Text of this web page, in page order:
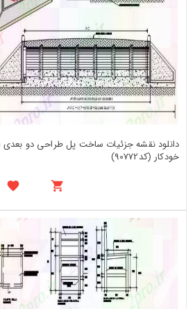
دانلود نقشه جزئیات ساخت پل طراحی دو
خودکار (کد90772)